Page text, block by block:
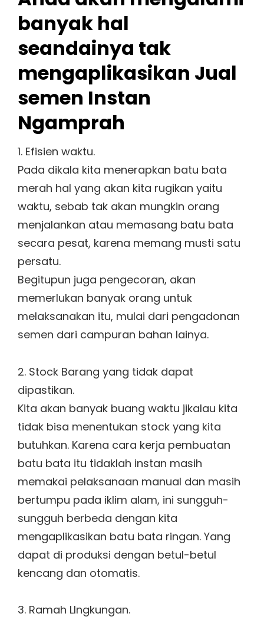
banyak hal
seandainya tak
mengaplikasikan Jual
semen Instan
Ngamprah
1. Efisien waktu.
Pada dikala kita menerapkan batu bata
merah hal yang akan kita rugikan yaitu
waktu, sebab tak akan mungkin orang
menjalankan atau memasang batu bata
secara pesat, karena memang musti satu
persatu.
Begitupun juga pengecoran, akan
memerlukan banyak orang untuk
melaksanakan itu, mulai dari pengadonan
semen dari campuran bahan lainya.
2. Stock Barang yang tidak dapat
dipastikan.
Kita akan banyak buang waktu jikalau kita
tidak bisa menentukan stock yang kita
butuhkan. Karena cara kerja pembuatan
batu bata itu tidaklah instan masih
memakai pelaksanaan manual dan masih
bertumpu pada iklim alam, ini sungguh-
sungguh berbeda dengan kita
mengaplikasikan batu bata ringan. Yang
dapat di produksi dengan betul-betul
kencang dan otomatis.
3. Ramah LIngkungan.